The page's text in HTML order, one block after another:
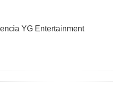
YG Entertainment